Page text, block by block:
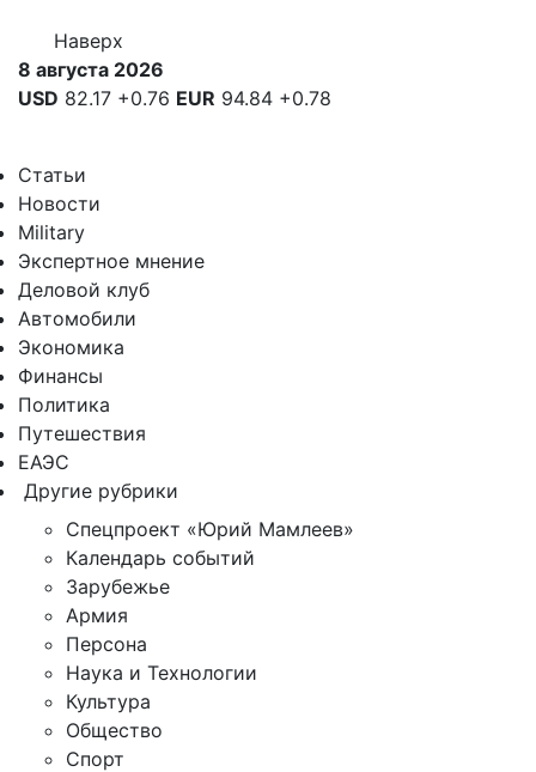
Наверх
8 августа 2026
USD 82.17 +0.76 EUR 94.84 +0.78
Статьи
Новости
Military
Экспертное мнение
Деловой клуб
Автомобили
Экономика
Финансы
Политика
Путешествия
ЕАЭС
Другие рубрики
Спецпроект «Юрий Мамлеев»
Календарь событий
Зарубежье
Армия
Персона
Наука и Технологии
Культура
Общество
Спорт